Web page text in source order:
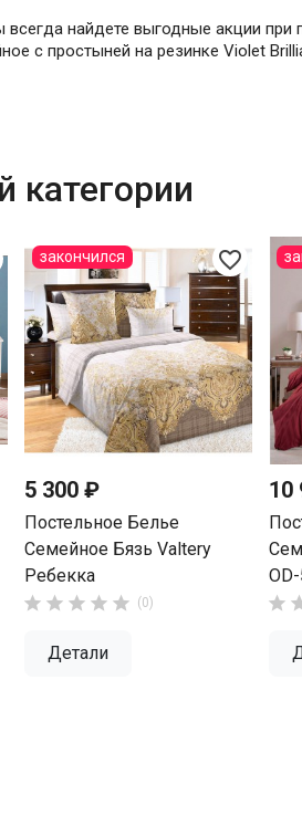
найдете выгодные акции
с простыней на резинке Violet
категории
favorite_border
5 300 ₽
Постельное Белье
Семейное Бязь Valtery
Ребекка
     (0)
Детали
закончился
10
